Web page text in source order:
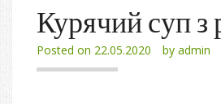
Курячий суп з
Posted on 22.05.2020 by admin